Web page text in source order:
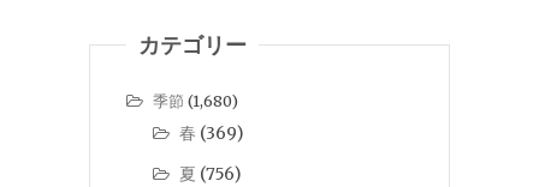
カテゴリー
季節 (1,680)
春 (369)
夏 (756)